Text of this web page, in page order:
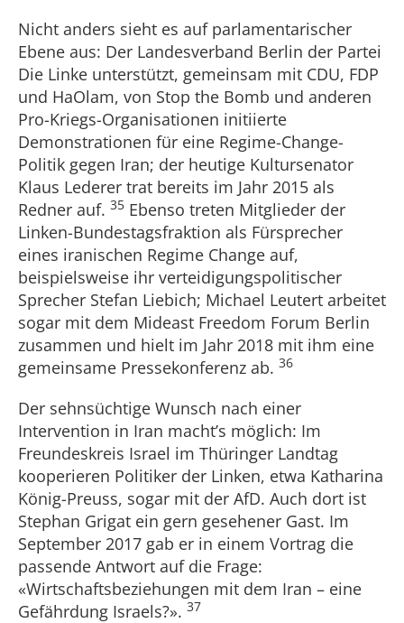
Nicht anders sieht es auf parlamentarischer
Ebene aus: Der Landesverband Berlin der Partei
Die Linke unterstützt, gemeinsam mit CDU, FDP
und HaOlam, von Stop the Bomb und anderen
Pro-Kriegs-Organisationen initiierte
Demonstrationen für eine Regime-Change-
Politik gegen Iran; der heutige Kultursenator
Klaus Lederer trat bereits im Jahr 2015 als
Redner auf. 35 Ebenso treten Mitglieder der
Linken-Bundestagsfraktion als Fürsprecher
eines iranischen Regime Change auf,
beispielsweise ihr verteidigungspolitischer
Sprecher Stefan Liebich; Michael Leutert arbeitet
sogar mit dem Mideast Freedom Forum Berlin
zusammen und hielt im Jahr 2018 mit ihm eine
gemeinsame Pressekonferenz ab. 36
Der sehnsüchtige Wunsch nach einer
Intervention in Iran macht’s möglich: Im
Freundeskreis Israel im Thüringer Landtag
kooperieren Politiker der Linken, etwa Katharina
König-Preuss, sogar mit der AfD. Auch dort ist
Stephan Grigat ein gern gesehener Gast. Im
September 2017 gab er in einem Vortrag die
passende Antwort auf die Frage:
«Wirtschaftsbeziehungen mit dem Iran – eine
Gefährdung Israels?». 37